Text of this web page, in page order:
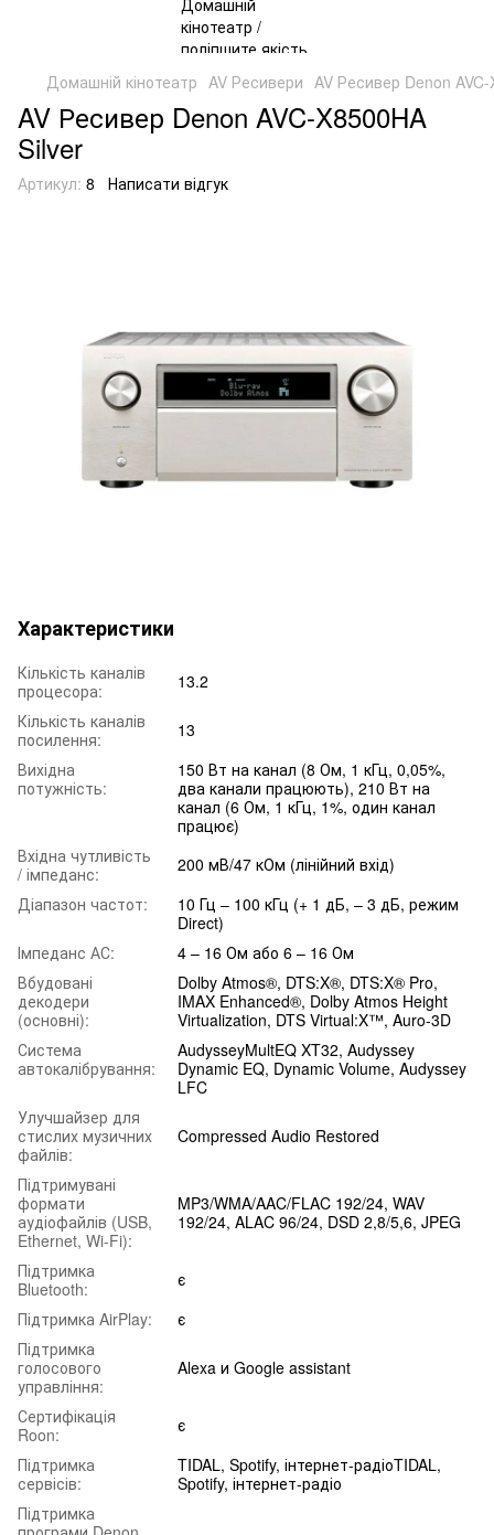
Домашній кінотеатр AV Ресивери AV Ресивер Denon
AV Ресивер Denon AVC-X8500HA
Silver
Артикул: 8 Написати відгук
Характеристики
Кількість каналів
процесора:
13.2
Кількість каналів
посилення:
13
Вихідна
потужність:
150 Вт на канал (8 Ом, 1 кГц, 0,05%,
два канали працюють), 210 Вт на
канал (6 Ом, 1 кГц, 1%, один канал
працює)
Вхідна чутливість
/ імпеданс:
200 мВ/47 кОм (лінійний вхід)
Діапазон частот:
10 Гц – 100 кГц (+ 1 дБ, – 3 дБ, режим
Direct)
Імпеданс АС:
4 – 16 Ом або 6 – 16 Ом
Вбудовані
декодери
(основні):
Dolby Atmos®, DTS:X®, DTS:X® Pro,
IMAX Enhanced®, Dolby Atmos Height
Virtualization, DTS Virtual:X™, Auro-3D
Система
автокалібрування:
AudysseyMultEQ XT32, Audyssey
Dynamic EQ, Dynamic Volume, Audyssey
LFC
Улучшайзер для
стислих музичних
файлів:
Compressed Audio Restored
Підтримувані
формати
аудіофайлів (USB,
Ethernet, Wi-Fi):
MP3/WMA/AAC/FLAC 192/24, WAV
192/24, ALAC 96/24, DSD 2,8/5,6, JPEG
Підтримка
Bluetooth:
є
Підтримка AirPlay:
є
Підтримка
голосового
управління:
Alexa и Google assistant
Сертифікація
Roon:
є
Підтримка
сервісів:
TIDAL, Spotify, інтернет-радіоTIDAL,
Spotify, інтернет-радіо
Підтримка